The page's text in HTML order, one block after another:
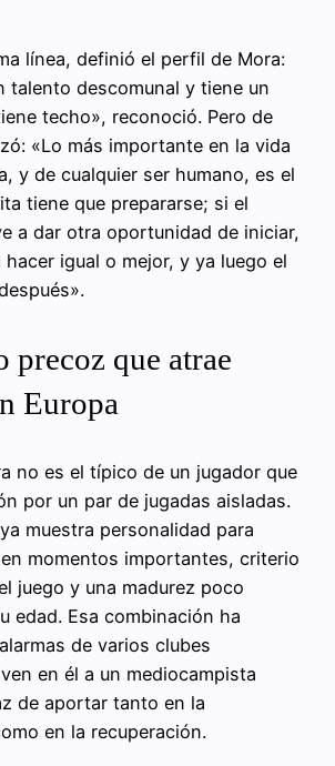
línea, definió el perfil de Mora:
talento descomunal y tiene un
techo», reconoció. Pero de
«Lo más importante en la vida
y de cualquier ser humano, es el
tiene que prepararse; si el
a dar otra oportunidad de iniciar,
hacer igual o mejor, y ya luego el
precoz que atrae
Europa
no es el típico de un jugador que
por un par de jugadas aisladas.
muestra personalidad para
momentos importantes, criterio
juego y una madurez poco
edad. Esa combinación ha
de varios clubes
en él a un mediocampista
de aportar tanto en la
en la recuperación.